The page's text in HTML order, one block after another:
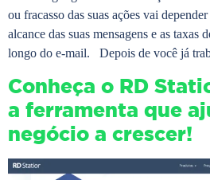
ou fracasso das suas ações vai
alcance das suas mensagens e as
longo do e-mail. Depois de você já
Conheça o RD
a ferramenta que
negócio a crescer!